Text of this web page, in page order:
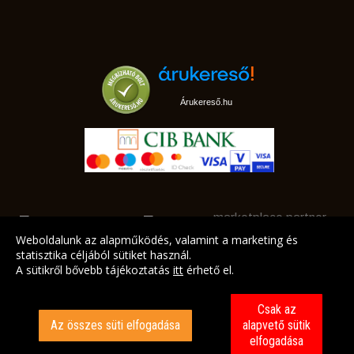
Árukereső.hu
marketplace partner
Weboldalunk az alapműködés, valamint a marketing és
statisztika céljából sütiket használ.
A sütikről bővebb tájékoztatás itt érhető el.
Az összes süti elfogadása
Csak az
alapvető sütik
elfogadása